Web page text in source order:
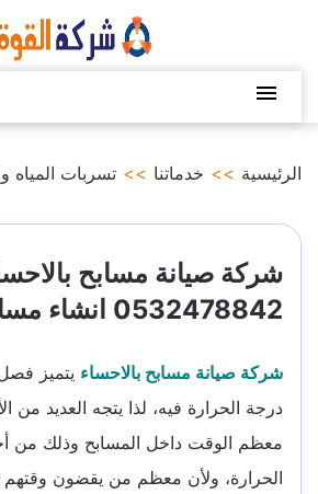
المحتوى
الرئيسية >> خدماتنا >> تسربات المياه
شركة صيانة مسابح
0532478842 انشاء مسابح بالاحساء
شركة صيانة مسابح بالاحساء يتميز
درجة الحرارة فيه، لذا يتجه العديد
معظم الوقت داخل المسابح وذلك من
الحرارة، ولأن معظم من يقضون